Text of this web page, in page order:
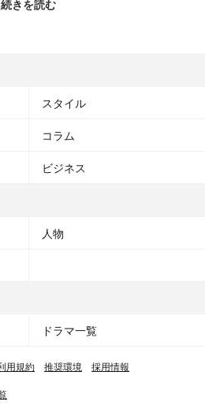
イメントに所属していた。
花ざかりの君たちへ』を見て芸
誌『ラブベリー』の専属モデ
メズール（人間態）を演じ
2013年ブレイク予想で1位に
続きを読む
スタイル
コラム
ビジネス
人物
ドラマ一覧
用規約 推奨環境 採用情報